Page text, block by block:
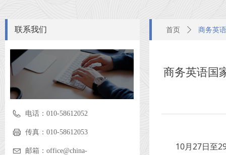
电话： 010-58612052
传真： 010-58612053
邮箱： office@china-
联系我们
商务英语国
10月27日至
首页 ꄲ 商务英